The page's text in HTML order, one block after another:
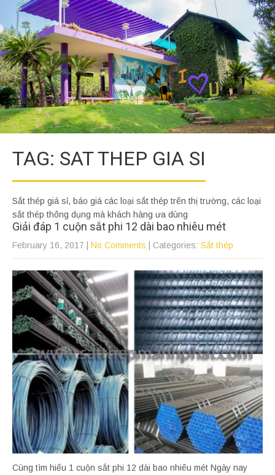
TAG: SAT THEP GIA SI
Sắt thép giá sỉ, báo giá các loại sắt thép trên thị trường, các loại
sắt thép thông dụng mà khách hàng ưa dùng
Giải đáp 1 cuộn sắt phi 12 dài bao nhiêu mét
February 16, 2017 No Comments | Categories: Sắt thép
Cùng tìm hiểu 1 cuộn sắt phi 12 dài bao nhiêu mét Ngày nay